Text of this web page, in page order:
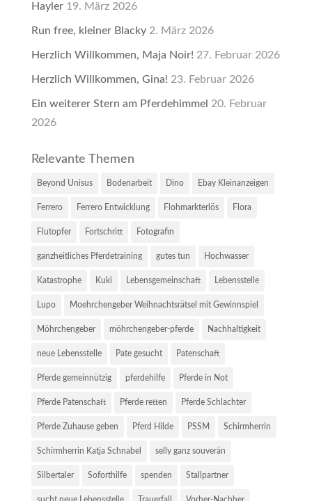
Hayler 19. März 2026
Run free, kleiner Blacky 2. März 2026
Herzlich Willkommen, Maja Noir! 27. Februar 2026
Herzlich Willkommen, Gina! 23. Februar 2026
Ein weiterer Stern am Pferdehimmel 20. Februar
2026
Relevante Themen
Beyond Unisus Bodenarbeit Dino Ebay Kleinanzeigen
Ferrero Ferrero Entwicklung Flohmarkterlös Flora
Flutopfer Fortschritt Fotografin
ganzheitliches Pferdetraining gutes tun Hochwasser
Katastrophe Kuki Lebensgemeinschaft Lebensstelle
Lupo Moehrchengeber Weihnachtsrätsel mit Gewinnspiel
Möhrchengeber möhrchengeber-pferde Nachhaltigkeit
neue Lebensstelle Pate gesucht Patenschaft
Pferde gemeinnützig pferdehilfe Pferde in Not
Pferde Patenschaft Pferde retten Pferde Schlachter
Pferde Zuhause geben Pferd Hilde PSSM Schirmherrin
Schirmherrin Katja Schnabel selly ganz souverän
Silbertaler Soforthilfe spenden Stallpartner